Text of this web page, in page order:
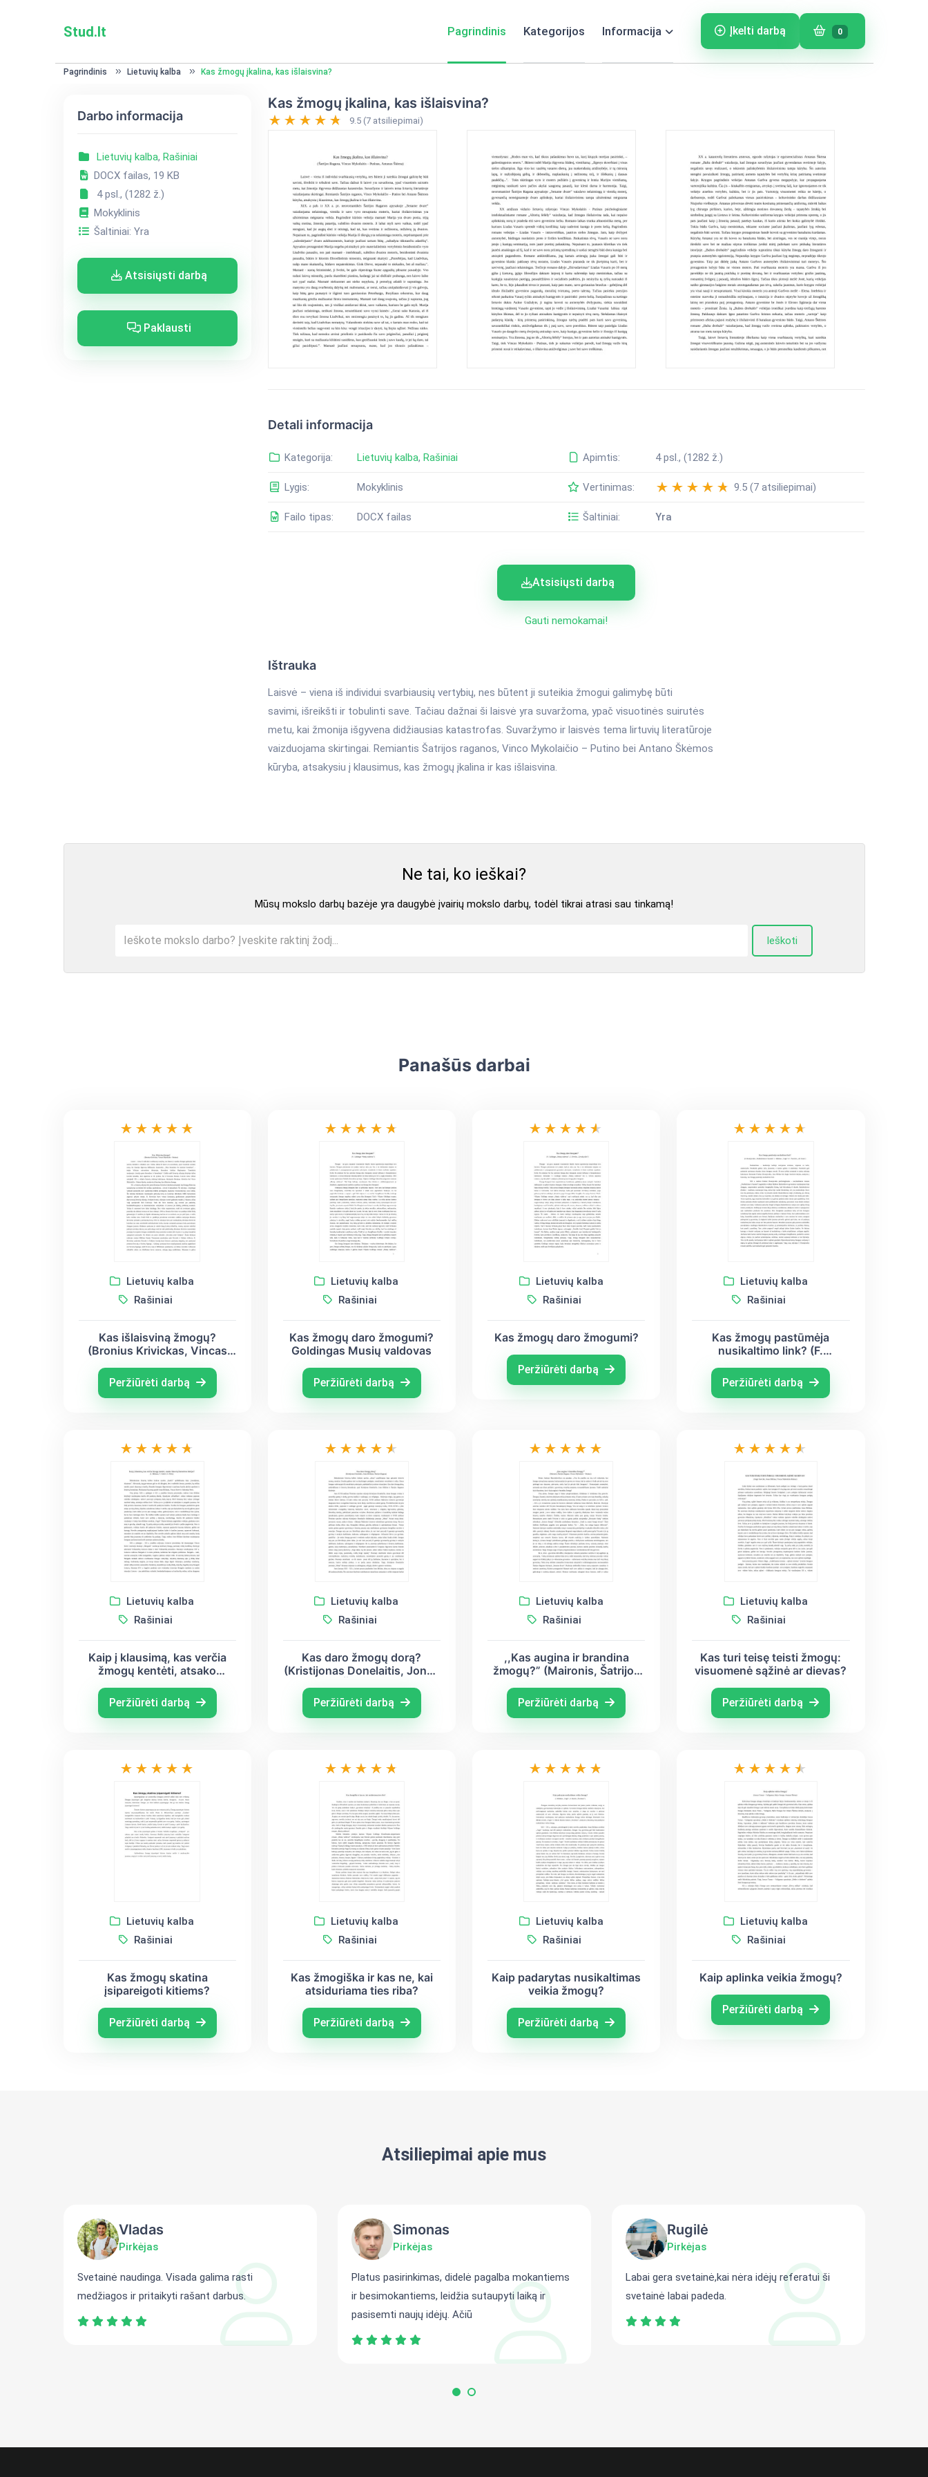
Stud.lt Pagrindinis Kategorijos Informacija Įkelti darbą 0
Pagrindinis Lietuvių kalba Kas žmogų įkalina, kas išlaisvina?
Darbo informacija
Lietuvių kalba, Rašiniai
DOCX failas, 19 KB
4 psl., (1282 ž.)
Mokyklinis
Šaltiniai: Yra
Atsisiųsti darbą
Paklausti
Kas žmogų įkalina, kas išlaisvina?
9.5 (7 atsiliepimai)
Detali informacija
Kategorija: Lietuvių kalba, Rašiniai
Lygis: Mokyklinis
Failo tipas: DOCX failas
Apimtis: 4 psl., (1282 ž.)
Vertinimas: 9.5 (7 atsiliepimai)
Šaltiniai: Yra
Atsisiųsti darbą
Gauti nemokamai!
Ištrauka
Laisvė – viena iš individui svarbiausių vertybių, nes būtent ji suteikia žmogui galimybę būti
savimi, išreikšti ir tobulinti save. Tačiau dažnai ši laisvė yra suvaržoma, ypač visuotinės suirutės
metu, kai žmonija išgyvena didžiausias katastrofas. Suvaržymo ir laisvės tema lirtuvių literatūroje
vaizduojama skirtingai. Remiantis Šatrijos raganos, Vinco Mykolaičio – Putino bei Antano Škėmos
kūryba, atsakysiu į klausimus, kas žmogų įkalina ir kas išlaisvina.
Ne tai, ko ieškai?
Mūsų mokslo darbų bazėje yra daugybė įvairių mokslo darbų, todėl tikrai atrasi sau tinkamą!
Ieškoti
Panašūs darbai
Lietuvių kalba
Rašiniai
Kas išlaisviną žmogų?
(Bronius Krivickas, Vincas
Peržiūrėti darbą
Lietuvių kalba
Rašiniai
Kas žmogų daro žmogumi?
Goldingas Musių valdovas
Peržiūrėti darbą
Lietuvių kalba
Rašiniai
Kas žmogų daro žmogumi?
Peržiūrėti darbą
Lietuvių kalba
Rašiniai
Kas žmogų pastūmėja
nusikaltimo link? (F.
Savickis)
Peržiūrėti darbą
Lietuvių kalba
Rašiniai
Kaip į klausimą, kas verčia
žmogų kentėti, atsako
Biliūnas, V. Krėvė, S. Nėris)
Peržiūrėti darbą
Lietuvių kalba
Rašiniai
Kas daro žmogų dorą?
(Kristijonas Donelaitis, Jonas
Peržiūrėti darbą
Lietuvių kalba
Rašiniai
,,Kas augina ir brandina
žmogų?” (Maironis, Šatrijos
Putinas)
Peržiūrėti darbą
Lietuvių kalba
Rašiniai
Kas turi teisę teisti žmogų:
visuomenė sąžinė ar dievas?
Peržiūrėti darbą
Lietuvių kalba
Rašiniai
Kas žmogų skatina
įsipareigoti kitiems?
Peržiūrėti darbą
Lietuvių kalba
Rašiniai
Kas žmogiška ir kas ne, kai
atsiduriama ties riba?
Peržiūrėti darbą
Lietuvių kalba
Rašiniai
Kaip padarytas nusikaltimas
veikia žmogų?
Peržiūrėti darbą
Lietuvių kalba
Rašiniai
Kaip aplinka veikia žmogų?
Peržiūrėti darbą
Atsiliepimai apie mus
Vladas
Pirkėjas
Svetainė naudinga. Visada galima rasti
medžiagos ir pritaikyti rašant darbus.
Simonas
Pirkėjas
Platus pasirinkimas, didelė pagalba mokantiems
ir besimokantiems, leidžia sutaupyti laiką ir
pasisemti naujų idėjų. Ačiū
Rugilė
Pirkėjas
Labai gera svetainė,kai nėra idėjų referatui ši
svetainė labai padeda.